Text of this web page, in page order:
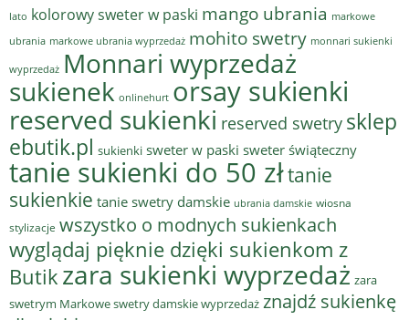
lato kolorowy sweter w paski mango ubrania markowe
ubrania markowe ubrania wyprzedaż mohito swetry monnari sukienki
wyprzedaż Monnari wyprzedaż
sukienek onlinehurt orsay sukienki
reserved sukienki reserved swetry sklep
ebutik.pl sukienki sweter w paski sweter świąteczny
tanie sukienki do 50 złtanie
sukienkie tanie swetry damskie ubrania damskie wiosna
stylizacje wszystko o modnych sukienkach
wyglądaj pięknie dzięki sukienkom z
Butik zara sukienki wyprzedaż zara
swetrym Markowe swetry damskie wyprzedaż znajdź sukienkę